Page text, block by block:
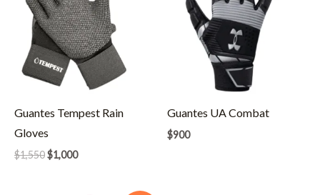
Guantes Tempest Rain
Gloves
$1,550El
$1,000El
es:
Guantes UA Combat
$900